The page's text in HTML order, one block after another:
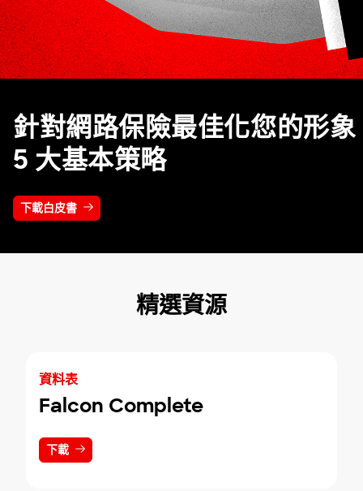
針對網路保險最佳化您的形象
5 大基本策略
下載白皮書
精選資源
資料表
Falcon Complete
下載